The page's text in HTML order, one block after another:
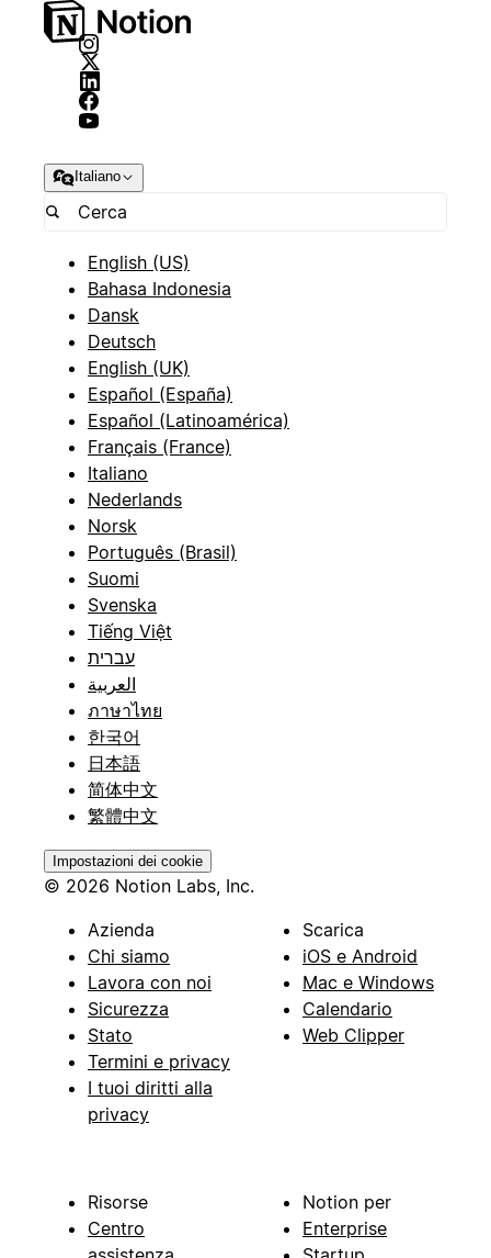
Italiano
English (US)
Bahasa Indonesia
Dansk
Deutsch
English (UK)
Español (España)
Español (Latinoamérica)
Français (France)
Italiano
Nederlands
Norsk
Português (Brasil)
Suomi
Svenska
Tiếng Việt
עברית
العربية
ภาษาไทย
한국어
日本語
简体中文
繁體中文
Impostazioni dei cookie
© 2026 Notion Labs, Inc.
Azienda
Chi siamo
Lavora con noi
Sicurezza
Stato
Termini e privacy
I tuoi diritti alla
privacy
Scarica
iOS e Android
Mac e Windows
Calendario
Web Clipper
Risorse
Centro
Notion per
Enterprise